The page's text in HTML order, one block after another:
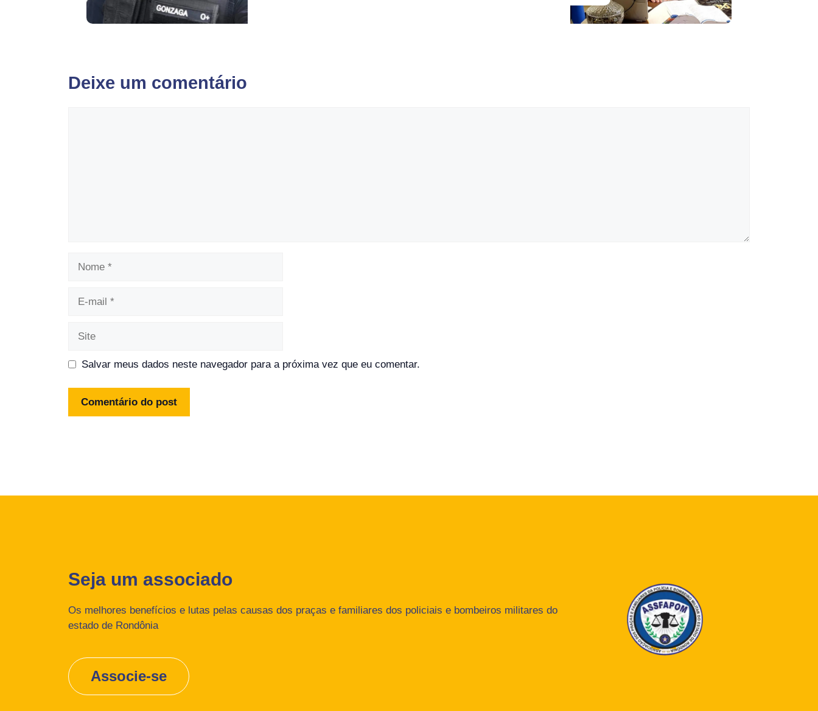
Deixe um comentário
Salvar meus dados neste navegador para a próxima vez que eu comentar.
Seja um associado
Os melhores benefícios e lutas pelas causas dos praças e familiares dos policiais e bombeiros militares do
estado de Rondônia
Associe-se